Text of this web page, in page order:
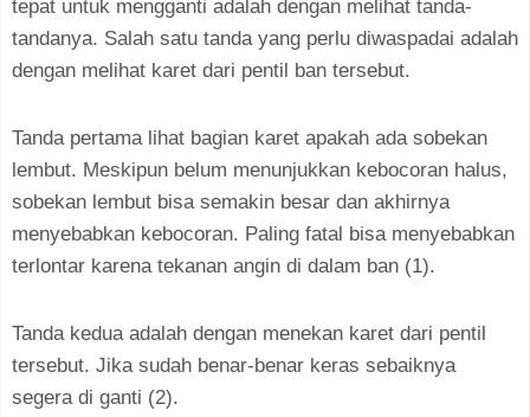
tepat untuk mengganti adalah dengan melihat tanda-
tandanya. Salah satu tanda yang perlu diwaspadai adalah
dengan melihat karet dari pentil ban tersebut.
Tanda pertama lihat bagian karet apakah ada sobekan
lembut. Meskipun belum menunjukkan kebocoran halus,
sobekan lembut bisa semakin besar dan akhirnya
menyebabkan kebocoran. Paling fatal bisa menyebabkan
terlontar karena tekanan angin di dalam ban (1).
Tanda kedua adalah dengan menekan karet dari pentil
tersebut. Jika sudah benar-benar keras sebaiknya
segera di ganti (2).